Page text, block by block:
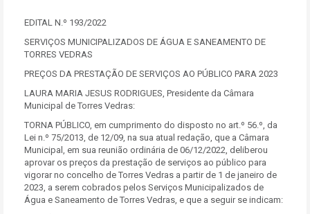
EDITAL N.º 193/2022
SERVIÇOS MUNICIPALIZADOS DE ÁGUA E SANEAMENTO DE
TORRES VEDRAS
PREÇOS DA PRESTAÇÃO DE SERVIÇOS AO PÚBLICO PARA 2023
LAURA MARIA JESUS RODRIGUES, Presidente da Câmara
Municipal de Torres Vedras:
TORNA PÚBLICO, em cumprimento do disposto no art.º 56.º, da
Lei n.º 75/2013, de 12/09, na sua atual redação, que a Câmara
Municipal, em sua reunião ordinária de 06/12/2022, deliberou
aprovar os preços da prestação de serviços ao público para
vigorar no concelho de Torres Vedras a partir de 1 de janeiro de
2023, a serem cobrados pelos Serviços Municipalizados de
Água e Saneamento de Torres Vedras, e que a seguir se indicam: